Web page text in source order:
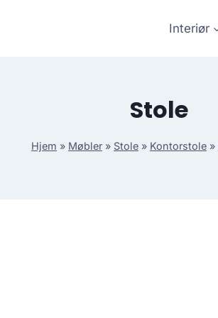
Interiør
Stole
Hjem » Møbler » Stole » Kontorstole »